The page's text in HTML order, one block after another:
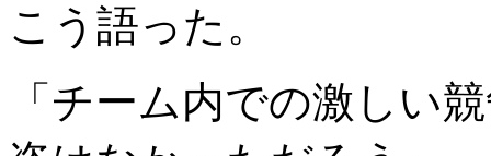
こう語った。
「チーム内での激しい